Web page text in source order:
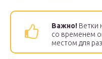
Важно! Ветки
со временем
местом для